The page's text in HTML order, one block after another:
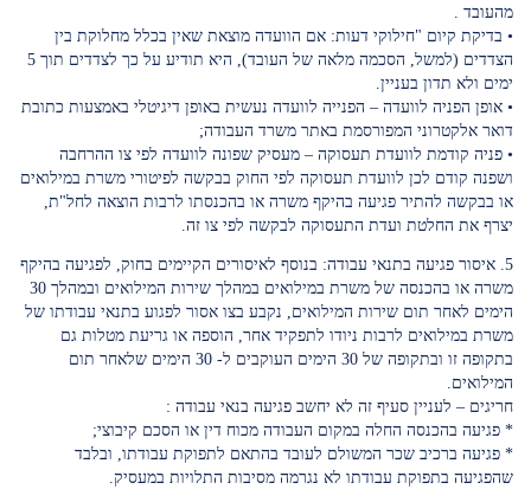
מהעובד .
• בדיקת קיום "חילוקי דעות: אם הוועדה מוצאת שאין בכלל מחלוקת בין
הצדדים (למשל, הסכמה מלאה של העובד), היא תודיע על כך לצדדים תוך 5
ימים ולא תדון בעניין.
• אופן הפניה לוועדה – הפנייה לוועדה נעשית באופן דיגיטלי באמצעות כתובת
דואר אלקטרוני המפורסמת באתר משרד העבודה;
• פניה קודמת לוועדת תעסוקה – מעסיק שפונה לוועדה לפי צו ההרחבה
ושפנה קודם לכן לוועדת תעסוקה לפי החוק בבקשה לפיטורי משרת במילואים
או בבקשה להתיר פגיעה בהיקף משרה או בהכנסתו לרבות הוצאה לחל"ת,
יצרף את החלטת ועדת התעסוקה לבקשה לפי צו זה.
5. איסור פגיעה בתנאי עבודה: בנוסף לאיסורים הקיימים בחוק, לפגיעה בהיקף
משרה או בהכנסה של משרת במילואים במהלך שירות המילואים ובמהלך 30
הימים לאחר תום שירות המילואים, נקבע בצו אסור לפגוע בתנאי עבודתו של
משרת במילואים לרבות ניודו לתפקיד אחר, הוספה או גריעת מטלות גם
בתקופה זו ובתקופה של 30 הימים העוקבים ל- 30 הימים שלאחר תום
המילואים.
חריגים – לעניין סעיף זה לא יחשב פגיעה בנאי עבודה :
* פגיעה בהכנסה החלה במקום העבודה מכוח דין או הסכם קיבוצי;
* פגיעה ברכיב שכר המשולם לעובד בהתאם לתפוקת עבודתו, ובלבד
שהפגיעה בתפוקת עבודתו לא נגרמה מסיבות התלויות במעסיק.